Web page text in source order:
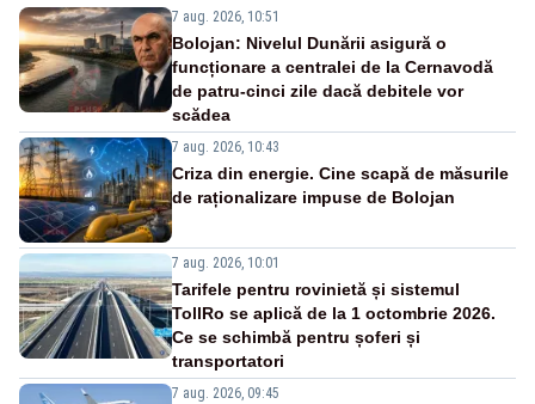
7 aug. 2026, 10:51
Bolojan: Nivelul Dunării asigură o
funcționare a centralei de la Cernavodă
de patru-cinci zile dacă debitele vor
scădea
7 aug. 2026, 10:43
Criza din energie. Cine scapă de măsurile
de raționalizare impuse de Bolojan
7 aug. 2026, 10:01
Tarifele pentru rovinietă și sistemul
TollRo se aplică de la 1 octombrie 2026.
Ce se schimbă pentru șoferi și
transportatori
7 aug. 2026, 09:45